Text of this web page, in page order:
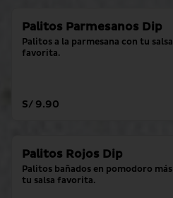
Palitos Parmesanos Dip
Palitos a la parmesana con tu salsa
favorita.
S/ 9.90
Palitos Rojos Dip
Palitos bañados en pomodoro más
tu salsa favorita.